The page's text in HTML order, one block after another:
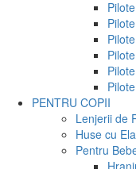
PENTRU COPII
Lenjerii de
Huse cu
Pentru